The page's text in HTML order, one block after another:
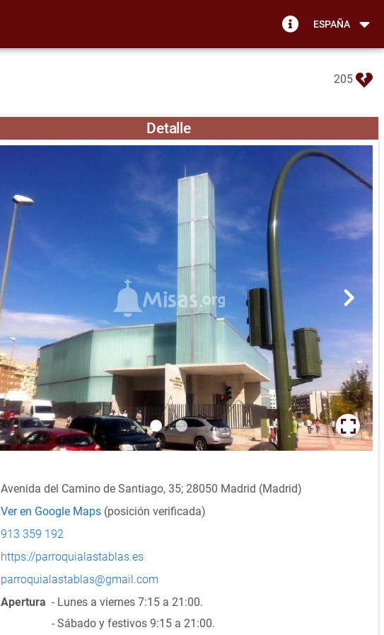
ESPAÑA
205
Detalle
Avenida del Camino de Santiago, 35; 28050 Madrid (Madrid)
Ver en Google Maps (posición verificada)
913 359 192
https://parroquialastablas.es
parroquialastablas@gmail.com
Apertura - Lunes a viernes 7:15 a 21:00.
- Sábado y festivos 9:15 a 21:00.